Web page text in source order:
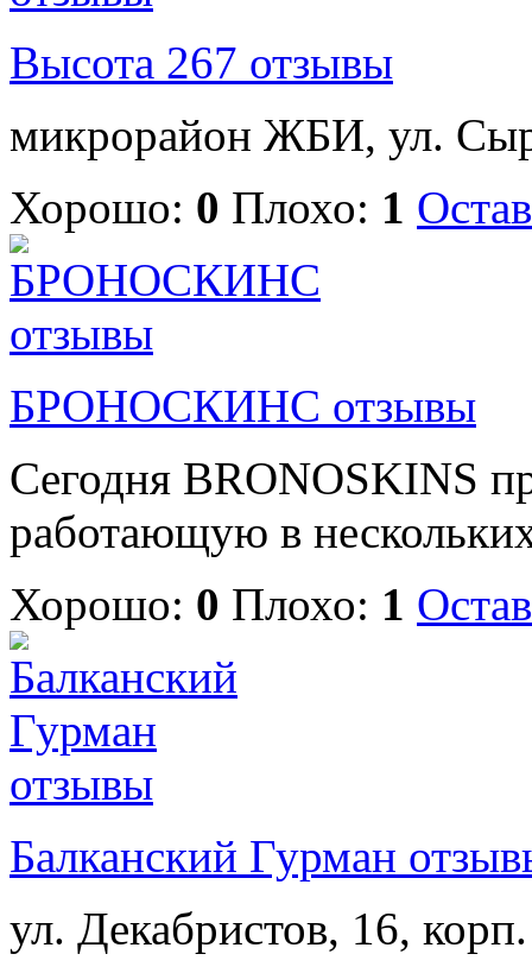
Высота 267 отзывы
микрорайон ЖБИ, ул.
Хорошо: 0 Плохо: 1
БРОНОСКИНС отзывы
Сегодня BRONOSKINS
работающую в
Хорошо: 0 Плохо: 1
Балканский Гурман
ул. Декабристов, 16,